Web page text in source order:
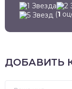
(1
ДОБАВИТЬ